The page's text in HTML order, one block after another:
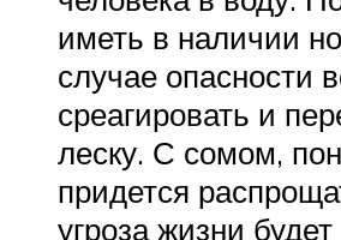
иметь в наличии
случае опасности
среагировать и
леску. С сомом,
придется
угроза жизни будет